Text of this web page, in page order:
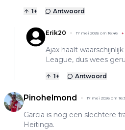
1+ Antwoord
Erik20 17 mei 2026 om 16:46 +
Ajax haalt
League, dus wees
1+ Antwoord
Pinohelmond 17 mei 2026 om
Garcia is nog een slechtere
Heitinga.